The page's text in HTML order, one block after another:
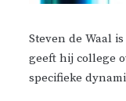
Steven de Waal
geeft hij college
specifieke